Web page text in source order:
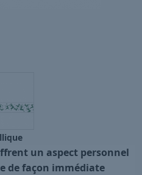
un aspect personnel
de façon immédiate